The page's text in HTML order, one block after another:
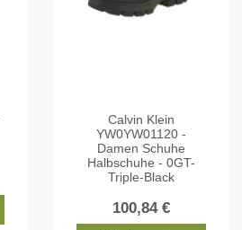
Calvin Klein
YW0YW01120 -
Damen Schuhe
Halbschuhe - 0GT-
Triple-Black
100,84 €